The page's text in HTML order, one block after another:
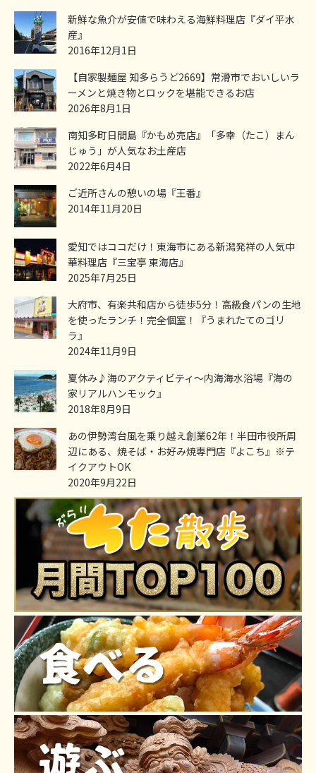
新鮮な魚介が安値で味わえる海鮮料理店『ダイ平水
産』
2016年12月1日
【自家製麺屋 知多らうど2669】常滑市でおいしいラ
ーメンと焼き物とロックを堪能できるお店
2026年8月1日
南知多町日間島『かもめ売店』「多幸（たこ）まん
じゅう」が人気なお土産店
2022年6月4日
ご近所さんの憩いの場『王番』
2014年11月20日
愛知ではココだけ！東海市にある新潟発祥の人気中
華料理店『三宝亭 東海店』
2025年7月25日
大府市、有楽共和店から徒歩5分！高級食パンの生地
を使ったランチ！完全個室！『うまれたてのゴリ
ラ』
2024年11月9日
夏休み♪海のアクティビティ～内海海水浴場『海の
家リアルハンモック』
2018年8月9日
あの伊勢湾台風を乗り越え創業62年！半田市役所周
辺にある、焼そば・お好み焼専門店『よこち』※テ
イクアウトOK
2020年9月22日